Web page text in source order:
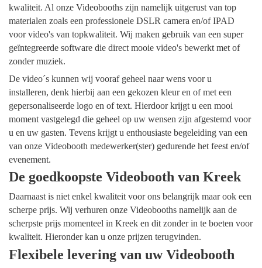
kwaliteit. Al onze Videobooths zijn namelijk uitgerust van top
materialen zoals een professionele DSLR camera en/of IPAD
voor video's van topkwaliteit. Wij maken gebruik van een super
geïntegreerde software die direct mooie video's bewerkt met of
zonder muziek.
De video´s kunnen wij vooraf geheel naar wens voor u
installeren, denk hierbij aan een gekozen kleur en of met een
gepersonaliseerde logo en of text. Hierdoor krijgt u een mooi
moment vastgelegd die geheel op uw wensen zijn afgestemd voor
u en uw gasten. Tevens krijgt u enthousiaste begeleiding van een
van onze Videobooth medewerker(ster) gedurende het feest en/of
evenement.
De goedkoopste Videobooth van Kreek
Daarnaast is niet enkel kwaliteit voor ons belangrijk maar ook een
scherpe prijs. Wij verhuren onze Videobooths namelijk aan de
scherpste prijs momenteel in Kreek en dit zonder in te boeten voor
kwaliteit. Hieronder kan u onze prijzen terugvinden.
Flexibele levering van uw Videobooth